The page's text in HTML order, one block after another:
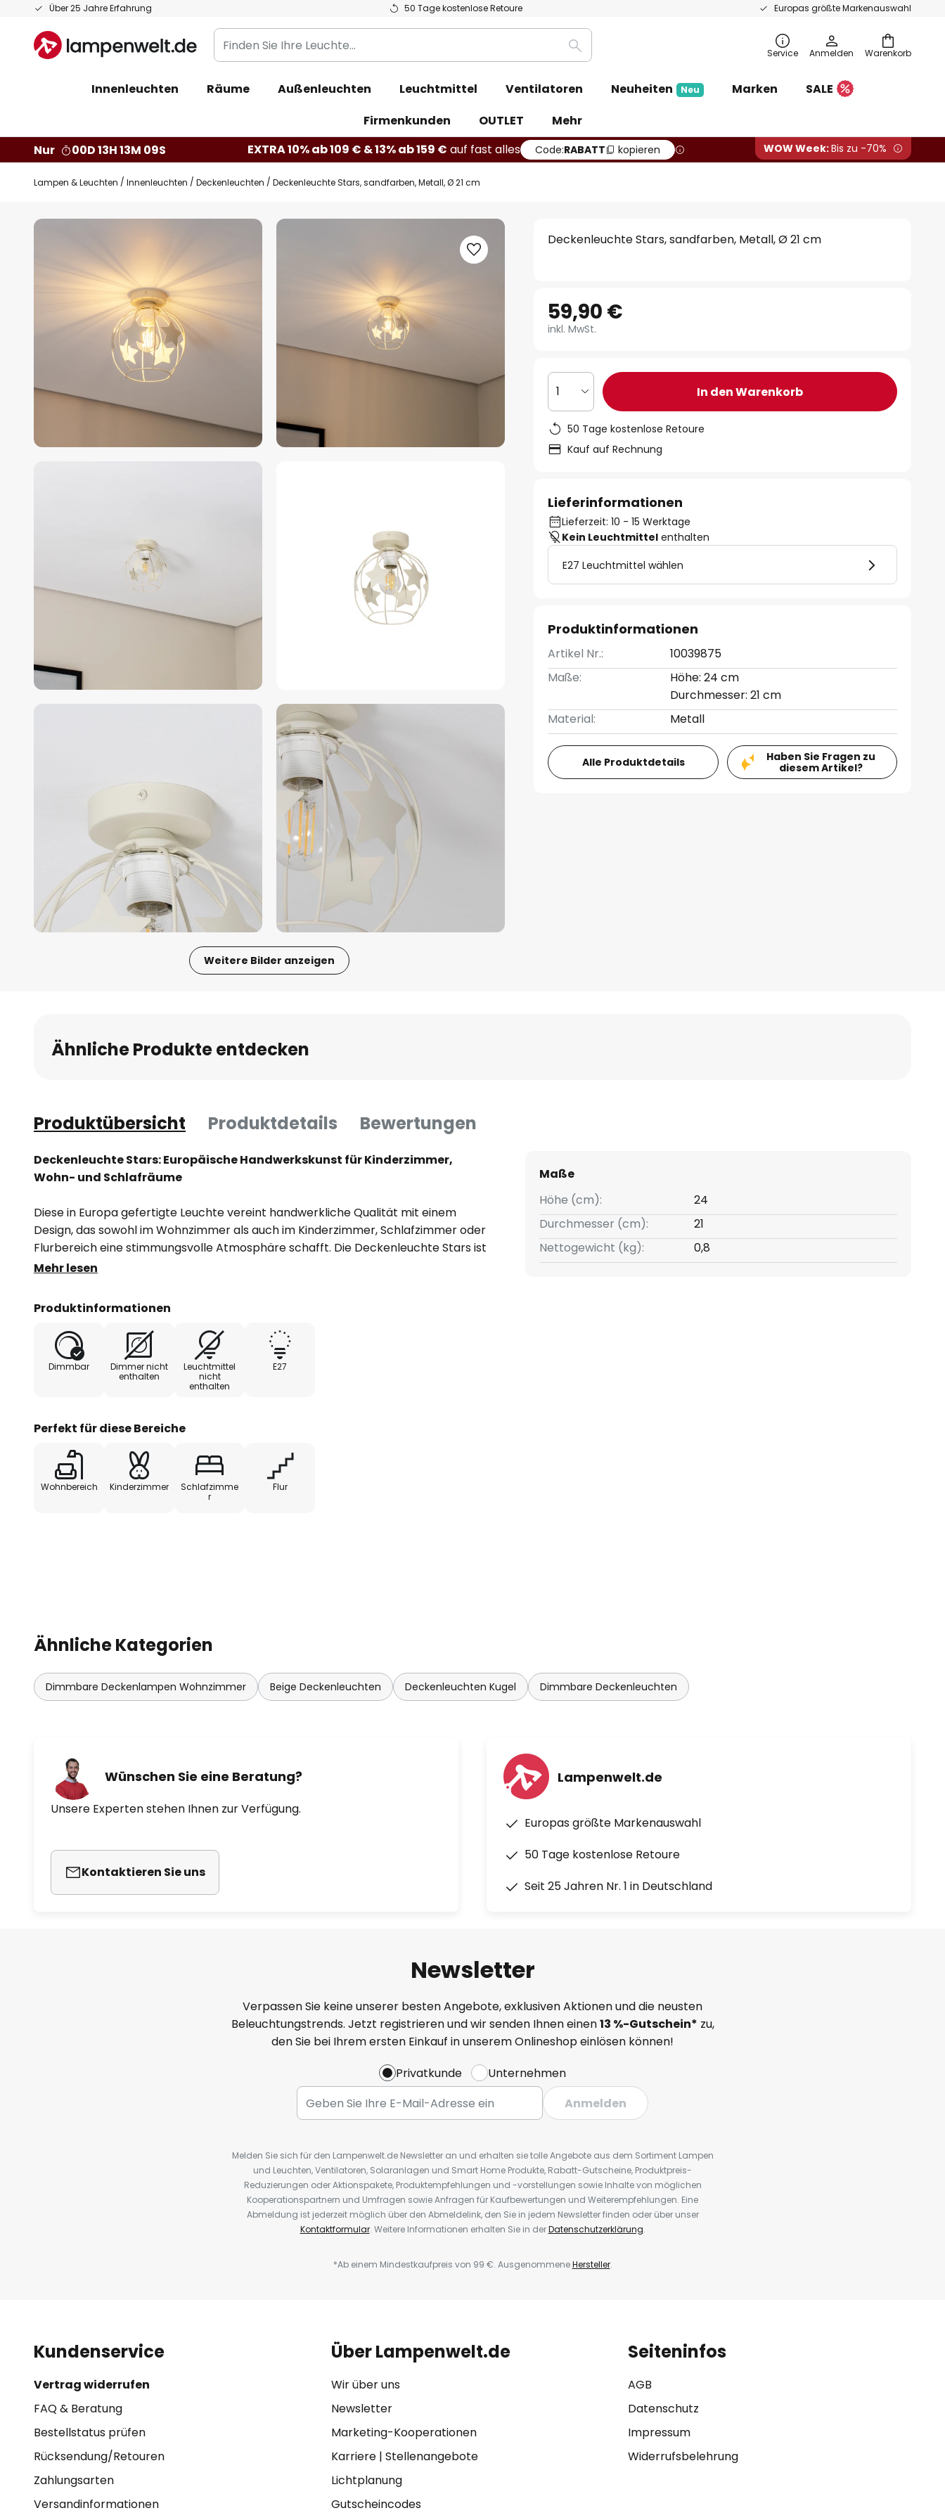
Über 25 Jahre Erfahrung 50 Tage kostenlose Retoure Europas größte Markenauswahl
Zum
springen
Warenkorb
Finden
Sie
Leuchte...
Suche Service Anmelden
Innenleuchten Räume Außenleuchten Leuchtmittel Ventilatoren Neuheiten Neu Marken
SALE
Firmenkunden
OUTLET
Mehr
Nur
00D 13H 13M 08S EXTRA 10% ab 109 € & 13% ab 159 € auf fast alles Code:RABATT kopieren WOW Week:Bis zu -70%
Lampen & Leuchten Innenleuchten Deckenleuchten Deckenleuchte Stars, sandfarben, Metall, Ø 21 cm
Zum
Bildgalerie
Weitere Bilder anzeigen
Bildgalerie
springen
Deckenleuchte Stars, sandfarben, Metall, Ø 21 cm
59,90 €
inkl. MwSt.
1 In den Warenkorb
50 Tage kostenlose Retoure
Kauf auf Rechnung
Lieferinformationen
Lieferzeit: 10 - 15 Werktage
Kein Leuchtmittel enthalten
E27 Leuchtmittel wählen
Produktinformationen
Artikel Nr.:
10039875
Maße:
Höhe: 24 cm
Durchmesser: 21 cm
Material:
Metall
Alle Produktdetails
Haben Sie Fragen zu
diesem Artikel?
Ähnliche Produkte entdecken
Produktübersicht Produktdetails Bewertungen
Deckenleuchte Stars: Europäische Handwerkskunst für Kinderzimmer,
Wohn- und Schlafräume
Diese in Europa gefertigte Leuchte vereint handwerkliche Qualität mit einem
Design, das sowohl im Wohnzimmer als auch im Kinderzimmer, Schlafzimmer oder
Flurbereich eine stimmungsvolle Atmosphäre schafft. Die Deckenleuchte Stars ist
zwar nicht mit einem integrierten Dimmer ausgestattet, bietet jedoch die
Wünschen zu regulieren.
Mehr lesen
Produktinformationen
Dimmbar
Dimmer nicht
enthalten
Leuchtmittel
nicht
enthalten
E27
Perfekt für diese Bereiche
Wohnbereich Kinderzimmer
Schlafzimme
r
Flur
Maße
Höhe (cm):
24
Durchmesser (cm):
21
Nettogewicht (kg):
0,8
Ähnliche Kategorien
Dimmbare Deckenlampen Wohnzimmer Beige Deckenleuchten Deckenleuchten Kugel Dimmbare Deckenleuchten
Wünschen Sie eine Beratung?
Unsere Experten stehen Ihnen zur Verfügung.
Kontaktieren Sie uns
Lampenwelt.de
Europas größte Markenauswahl
50 Tage kostenlose Retoure
Seit 25 Jahren Nr. 1 in Deutschland
Newsletter
Verpassen Sie keine unserer besten Angebote, exklusiven Aktionen und die neusten
Beleuchtungstrends. Jetzt registrieren und wir senden Ihnen einen13 %-Gutschein* zu,
den Sie bei Ihrem ersten Einkauf in unserem Onlineshop einlösen können!
Privatkunde
Unternehmen
Anmelden
Melden Sie sich für den Lampenwelt.de Newsletter an und erhalten sie tolle Angebote aus dem Sortiment Lampen
und Leuchten, Ventilatoren, Solaranlagen und Smart Home Produkte, Rabatt-Gutscheine, Produktpreis-
Reduzierungen oder Aktionspakete, Produktempfehlungen und -vorstellungen sowie Inhalte von möglichen
Kooperationspartnern und Umfragen sowie Anfragen für Kaufbewertungen und Weiterempfehlungen. Eine
Abmeldung ist jederzeit möglich über den Abmeldelink, den Sie in jedem Newsletter finden oder über unser
Kontaktformular. Weitere Informationen erhalten Sie in derDatenschutzerklärung.
*Ab einem Mindestkaufpreis von 99 €. AusgenommeneHersteller.
Kundenservice
Vertrag widerrufen
FAQ & Beratung
Bestellstatus prüfen
Rücksendung/Retouren
Zahlungsarten
Versandinformationen
Über Lampenwelt.de
Wir über uns
Newsletter
Marketing-Kooperationen
Karriere| Stellenangebote
Lichtplanung
Gutscheincodes
Seiteninfos
AGB
Datenschutz
Impressum
Widerrufsbelehrung